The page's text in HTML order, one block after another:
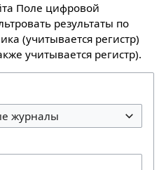
Поле цифровой
результаты по
(учитывается регистр)
учитывается регистр).
журналы